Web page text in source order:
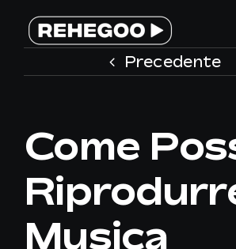
Salta
SERVIZI
PERCHE’ REHEGOO
Precedente
Come
Musica